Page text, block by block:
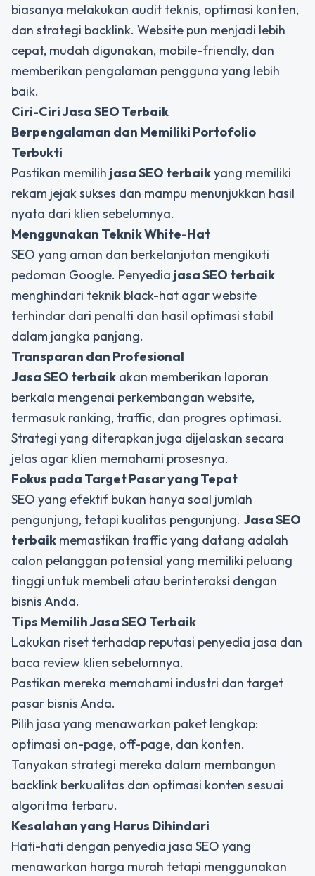
biasanya melakukan audit teknis, optimasi konten,
dan strategi backlink. Website pun menjadi lebih
cepat, mudah digunakan, mobile-friendly, dan
memberikan pengalaman pengguna yang lebih
baik.
Ciri-Ciri Jasa SEO Terbaik
Berpengalaman dan Memiliki Portofolio
Terbukti
Pastikan memilih jasa SEO terbaikyang memiliki
rekam jejak sukses dan mampu menunjukkan hasil
nyata dari klien sebelumnya.
Menggunakan Teknik White-Hat
SEO yang aman dan berkelanjutan mengikuti
pedoman Google. Penyedia jasa SEO terbaik
menghindari teknik black-hat agar website
terhindar dari penalti dan hasil optimasi stabil
dalam jangka panjang.
Transparan dan Profesional
Jasa SEO terbaik akan memberikan laporan
berkala mengenai perkembangan website,
termasuk ranking, traffic, dan progres optimasi.
Strategi yang diterapkan juga dijelaskan secara
jelas agar klien memahami prosesnya.
Fokus pada Target Pasar yang Tepat
SEO yang efektif bukan hanya soal jumlah
pengunjung, tetapi kualitas pengunjung. Jasa SEO
terbaik memastikan traffic yang datang adalah
calon pelanggan potensial yang memiliki peluang
tinggi untuk membeli atau berinteraksi dengan
bisnis Anda.
Tips Memilih Jasa SEO Terbaik
Lakukan riset terhadap reputasi penyedia jasa dan
baca review klien sebelumnya.
Pastikan mereka memahami industri dan target
pasar bisnis Anda.
Pilih jasa yang menawarkan paket lengkap:
optimasi on-page, off-page, dan konten.
Tanyakan strategi mereka dalam membangun
backlink berkualitas dan optimasi konten sesuai
algoritma terbaru.
Kesalahan yang Harus Dihindari
Hati-hati dengan penyedia jasa SEO yang
menawarkan harga murah tetapi menggunakan